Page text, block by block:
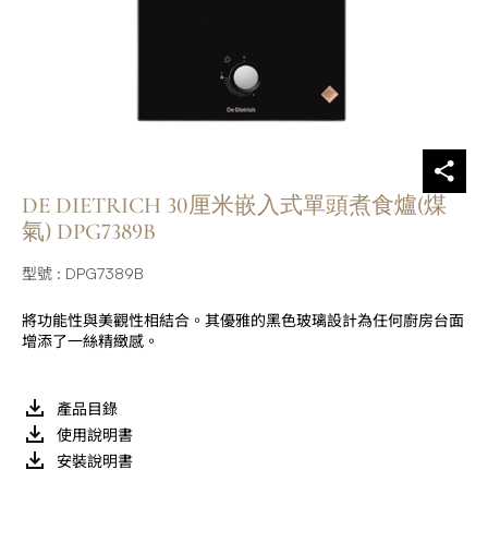
DE DIETRICH 30厘米嵌入式單頭煮食爐(煤
氣) DPG7389B
型號 : DPG7389B
將功能性與美觀性相結合。其優雅的黑色玻璃設計為任何廚房台面
增添了一絲精緻感。
產品目錄
使用說明書
安裝說明書